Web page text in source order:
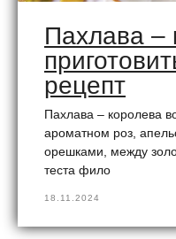
Пахлава –
рецепт
Пахлава – королева
ароматном роз,
орешками, между
теста фило
18.11.2024